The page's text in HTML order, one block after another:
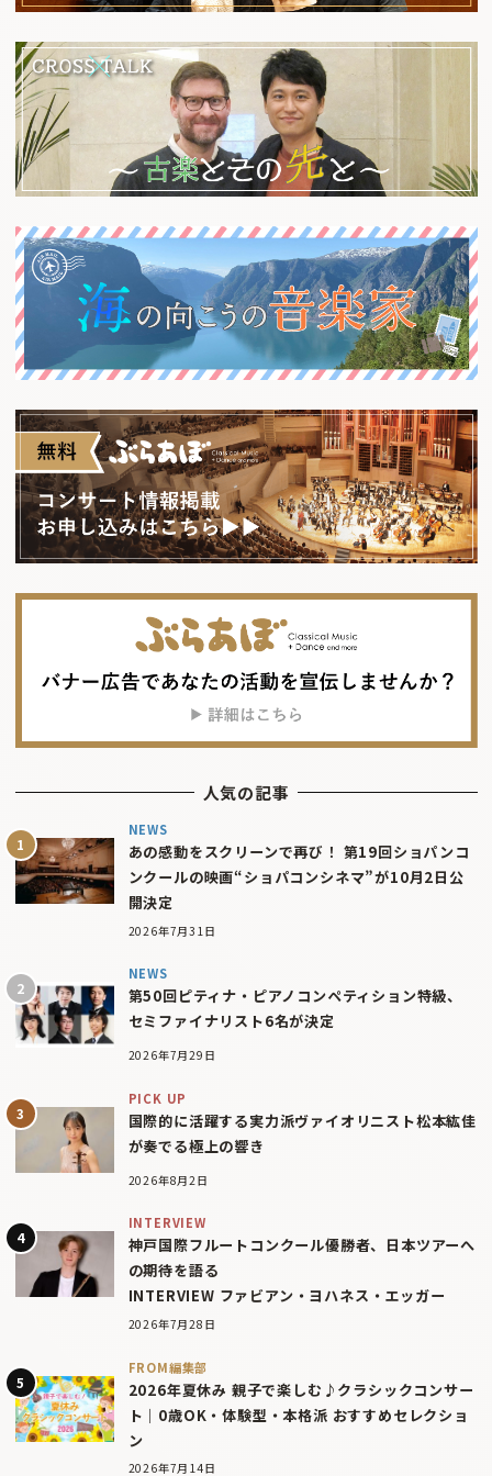
人気の記事
NEWS
あの感動をスクリーンで再び！ 第19回ショパンコ
ンクールの映画“ショパコンシネマ”が10月2日公
開決定
2026年7月31日
NEWS
第50回ピティナ・ピアノコンペティション特級、
セミファイナリスト6名が決定
2026年7月29日
PICK UP
国際的に活躍する実力派ヴァイオリニスト松本紘佳
が奏でる極上の響き
2026年8月2日
INTERVIEW
神戸国際フルートコンクール優勝者、日本ツアーへ
の期待を語る
INTERVIEW ファビアン・ヨハネス・エッガー
2026年7月28日
FROM編集部
2026年夏休み 親子で楽しむ♪クラシックコンサー
ト｜0歳OK・体験型・本格派 おすすめセレクショ
ン
2026年7月14日